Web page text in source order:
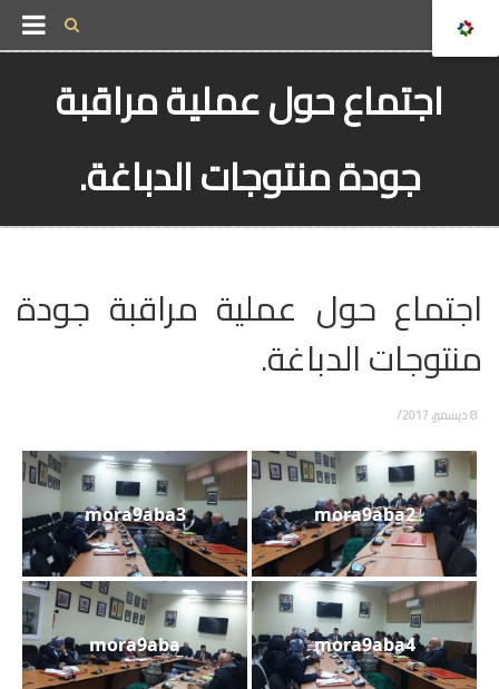
اجتماع حول عملية مراقبة
جودة منتوجات الدباغة.
اجتماع حول عملية مراقبة جودة
منتوجات الدباغة.
8 ديسمبر، 2017
mora9aba2
mora9aba3
mora9aba4
mora9aba